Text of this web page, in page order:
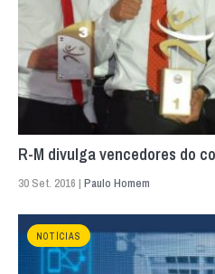
R-M divulga vencedores do
30 Set. 2016 | Paulo Homem
NOTÍCIAS